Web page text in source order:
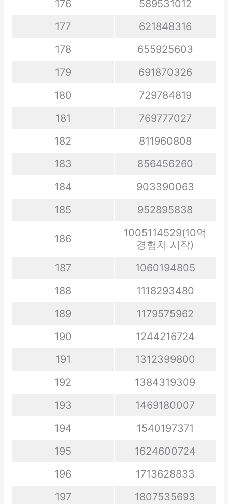
176
589531012
177
621848316
178
655925603
179
691870326
180
729784819
181
769777027
182
811960808
183
856456260
184
903390063
185
952895838
186
1005114529(10억
경험치 시작)
187
1060194805
188
1118293480
189
1179575962
190
1244216724
191
1312399800
192
1384319309
193
1469180007
194
1540197371
195
1624600724
196
1713628833
197
1807535693